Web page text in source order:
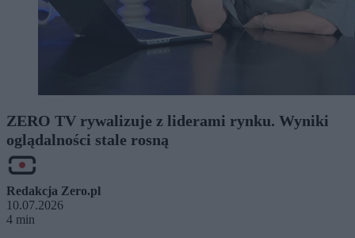
ZERO TV rywalizuje z liderami rynku. Wyniki
oglądalności stale rosną
Redakcja Zero.pl
10.07.2026
4 min